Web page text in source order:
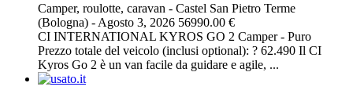
Camper, roulotte, caravan - Castel San Pietro Terme
(Bologna) - Agosto 3, 2026 56990.00 €
CI INTERNATIONAL KYROS GO 2 Camper - Puro
Prezzo totale del veicolo (inclusi optional): ? 62.490 Il CI
Kyros Go 2 è un van facile da guidare e agile, ...